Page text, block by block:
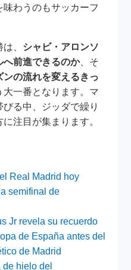
わうのもサッカーフ
、 シャビ・アロンソ
へ前進できるのか、そ
の流れを変えるきっ
大一番となります。マ
る中、ジッダで繰り
注目が集まります。
Real Madrid hoy
semifinal de
Jr revela su recuerdo
de España antes del
de Madrid
hielo del